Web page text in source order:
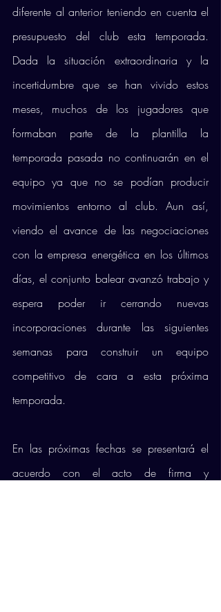
diferente al anterior teniendo en cuenta el
presupuesto del club esta temporada.
Dada la situación extraordinaria y la
incertidumbre que se han vivido estos
meses, muchos de los jugadores que
formaban parte de la plantilla la
temporada pasada no continuarán en el
equipo ya que no se podían producir
movimientos entorno al club. Aun así,
viendo el avance de las negociaciones
con la empresa energética en los últimos
días, el conjunto balear avanzó trabajo y
espera poder ir cerrando nuevas
incorporaciones durante las siguientes
semanas para construir un equipo
competitivo de cara a esta próxima
temporada.
En las próximas fechas se presentará el
acuerdo con el acto de firma y